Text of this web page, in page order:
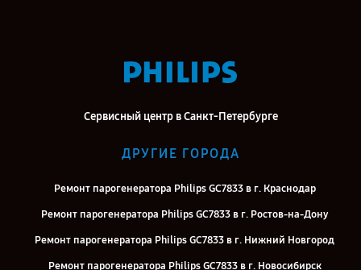
Сервисный центр в Санкт-Петербурге
ДРУГИЕ ГОРОДА
Ремонт парогенератора Philips GC7833 в г. Краснодар
Ремонт парогенератора Philips GC7833 в г. Ростов-на-Дону
Ремонт парогенератора Philips GC7833 в г. Нижний Новгород
Ремонт парогенератора Philips GC7833 в г. Новосибирск